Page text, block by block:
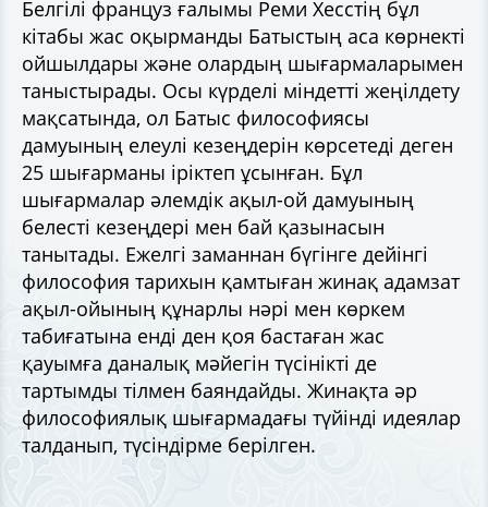
Белгілі француз ғалымы Реми Хесстің бұл
кітабы жас оқырманды Батыстың аса көрнекті
ойшылдары және олардың шығармаларымен
таныстырады. Осы күрделі міндетті жеңілдету
мақсатында, ол Батыс философиясы
дамуының елеулі кезеңдерін көрсетеді деген
25 шығарманы іріктеп ұсынған. Бұл
шығармалар әлемдік ақыл-ой дамуының
белесті кезеңдері мен бай қазынасын
танытады. Ежелгі заманнан бүгінге дейінгі
философия тарихын қамтыған жинақ адамзат
ақыл-ойының құнарлы нәрі мен көркем
табиғатына енді ден қоя бастаған жас
қауымға даналық мәйегін түсінікті де
тартымды тілмен баяндайды. Жинақта әр
философиялық шығармадағы түйінді идеялар
талданып, түсіндірме берілген.